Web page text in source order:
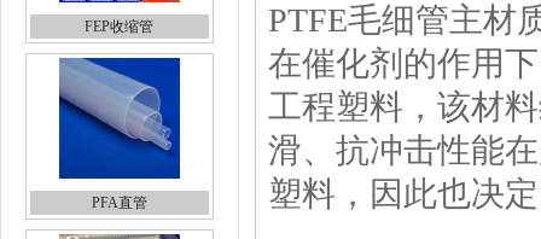
FEP收缩管
PFA直管
PTFE毛细管主材
在催化剂的作用
工程塑料，该材
滑、抗冲击性能
塑料，因此也决